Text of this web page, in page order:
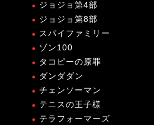
ジョジョ第4部
ジョジョ第8部
スパイファミリー
ゾン100
タコピーの原罪
ダンダダン
チェンソーマン
テニスの王子様
テラフォーマーズ